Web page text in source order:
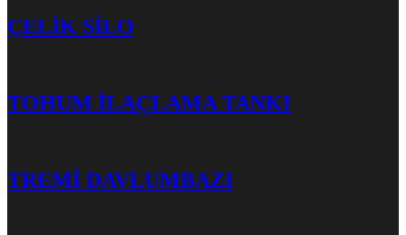
ÇELİK SİLO
TOHUM İLAÇLAMA TANKI
TREMİ DAVLUMBAZI